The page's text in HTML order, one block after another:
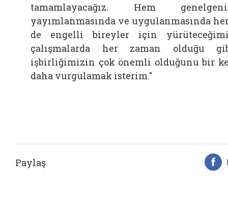
tamamlayacağız. Hem
yayımlanmasında ve uygulanmasında
de engelli bireyler için
çalışmalarda her zaman olduğu
işbirliğimizin çok önemli olduğunu bir
daha vurgulamak isterim."
Paylaş